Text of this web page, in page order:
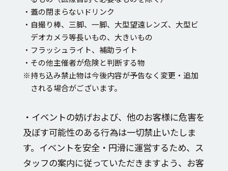
・蓋の閉まらないドリンク
・自撮り棒、三脚、一脚、大型望遠レンズ、大型ビ
デオカメラ等長いもの、大きいもの
・フラッシュライト、補助ライト
・その他主催者が危険と判断する物
※持ち込み禁止物は今後内容が予告なく変更・追加
される場合がございます。
・イベントの妨げおよび、他のお客様に危害を
及ぼす可能性のある行為は一切禁止いたしま
す。イベントを安全・円滑に運営するため、ス
タッフの案内に従っていただきますよう、お客